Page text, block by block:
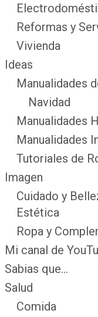
Reformas y
Vivienda
Ideas
Manualidades
Navidad
Manualidades
Manualidades
Tutoriales de
Imagen
Cuidado y
Estética
Ropa y
Mi canal de
Sabias que…
Salud
Comida